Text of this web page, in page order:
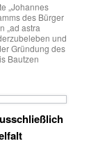
„Johannes
des Bürger
„ad astra
und
Gründung des
Bautzen